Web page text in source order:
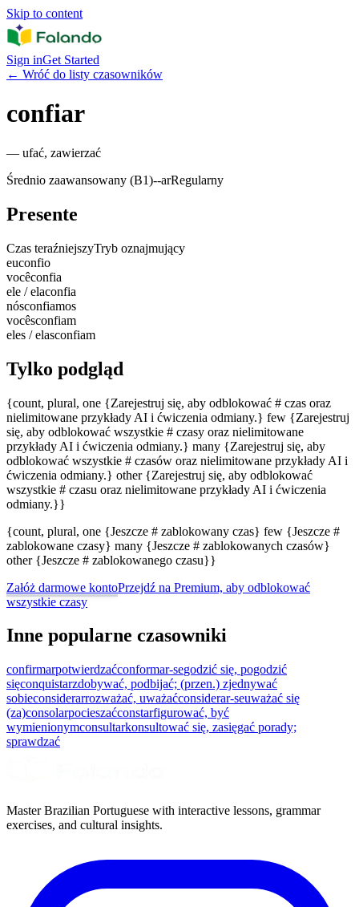
Skip to content
Sign inGet Started
← Wróć do listy czasowników
confiar
— ufać, zawierzać
Średnio zaawansowany (B1)--arRegularny
Presente
Czas teraźniejszyTryb oznajmujący
euconfio
vocêconfia
ele / elaconfia
nósconfiamos
vocêsconfiam
eles / elasconfiam
Tylko podgląd
{count, plural, one {Zarejestruj się, aby odblokować # czas oraz
nielimitowane przykłady AI i ćwiczenia odmiany.} few {Zarejestruj
się, aby odblokować wszystkie # czasy oraz nielimitowane
przykłady AI i ćwiczenia odmiany.} many {Zarejestruj się, aby
odblokować wszystkie # czasów oraz nielimitowane przykłady AI i
ćwiczenia odmiany.} other {Zarejestruj się, aby odblokować
wszystkie # czasu oraz nielimitowane przykłady AI i ćwiczenia
odmiany.}}
{count, plural, one {Jeszcze # zablokowany czas} few {Jeszcze #
zablokowane czasy} many {Jeszcze # zablokowanych czasów}
other {Jeszcze # zablokowanego czasu}}
Załóż darmowe kontoPrzejdź na Premium, aby odblokować
wszystkie czasy
Inne popularne czasowniki
confirmarpotwierdzaćconformar-segodzić się, pogodzić
sięconquistarzdobywać, podbijać; (przen.) zjednywać
sobieconsiderarrozważać, uważaćconsiderar-seuważać się
(za)consolarpocieszaćconstarfigurować, być
wymienionymconsultarkonsultować się, zasięgać porady;
sprawdzać
Master Brazilian Portuguese with interactive lessons, grammar
exercises, and cultural insights.